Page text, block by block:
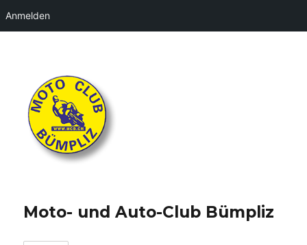
Anmelden
Moto- und Auto-Club Bümpliz